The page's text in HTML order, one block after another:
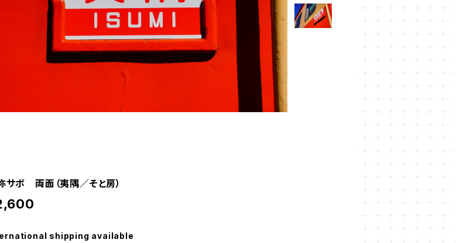
サボ 両面（夷隅／そと房）
shipping available